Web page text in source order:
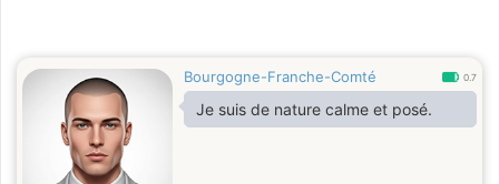
Bourgogne-Franche-Comté 0.7
Je suis de nature calme et posé.